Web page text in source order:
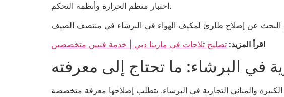
اختبار منظم الحرارة وأنظمة التحكم.
اقرأ المزيد: تصليح ثلاجات في مارينا دبي | خدمة فنيين متخصصين
في البرشاء: ما تحتاج إلى معرفته